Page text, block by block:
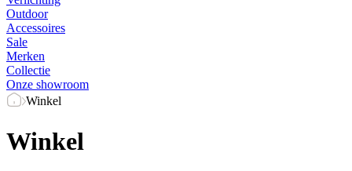
Outdoor
Accessoires
Sale
Merken
Collectie
Onze showroom
Winkel
Winkel